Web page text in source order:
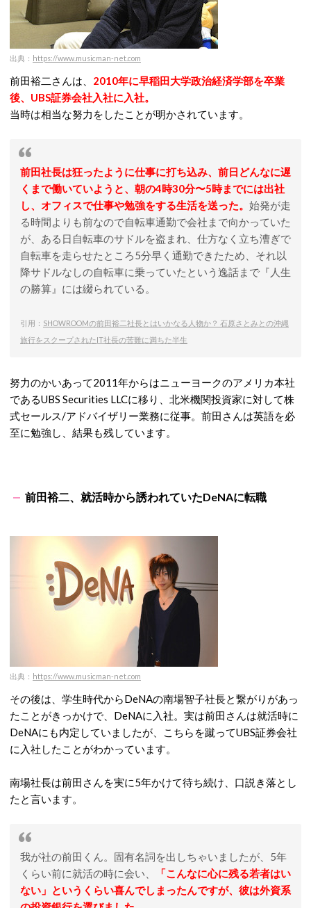
出典： https://www.musicman-net.com
前田裕二さんは、 2010年に早稲田大学政治経済学部を卒業
後、UBS証券会社入社に入社。
当時は相当な努力をしたことが明かされています。
前田社長は狂ったように仕事に打ち込み、前日どんなに遅
くまで働いていようと、朝の4時30分〜5時までには出社
し、オフィスで仕事や勉強をする生活を送った。 始発が走
る時間よりも前なので自転車通勤で会社まで向かっていた
が、ある日自転車のサドルを盗まれ、仕方なく立ち漕ぎで
自転車を走らせたところ5分早く通勤できたため、それ以
降サドルなしの自転車に乗っていたという逸話まで『人生
の勝算』には綴られている。
引用： SHOWROOMの前田裕二社長とはいかなる人物か？ 石原さとみとの沖縄
旅行をスクープされたIT社長の苦難に満ちた半生
努力のかいあって2011年からはニューヨークのアメリカ本社
であるUBS Securities LLCに移り、北米機関投資家に対して株
式セールス/アドバイザリー業務に従事。前田さんは英語を必
至に勉強し、結果も残しています。
前田裕二、就活時から誘われていたDeNAに転職
出典： https://www.musicman-net.com
その後は、学生時代からDeNAの南場智子社長と繋がりがあっ
たことがきっかけで、DeNAに入社。実は前田さんは就活時に
DeNAにも内定していましたが、こちらを蹴ってUBS証券会社
に入社したことがわかっています。
南場社長は前田さんを実に5年かけて待ち続け、口説き落とし
たと言います。
我が社の前田くん。固有名詞を出しちゃいましたが、5年
くらい前に就活の時に会い、
「こんなに心に残る若者はい
ない」というくらい喜んでしまったんですが、彼は外資系